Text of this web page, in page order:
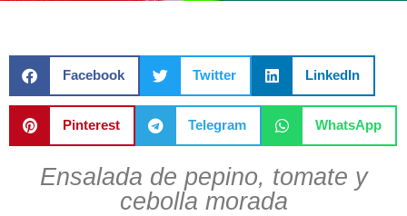
Facebook Twitter LinkedIn
Pinterest Telegram WhatsApp
Ensalada de pepino, tomate y
cebolla morada